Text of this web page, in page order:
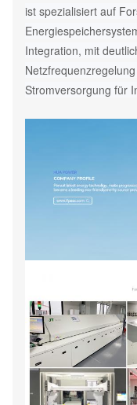
ist spezialisiert auf
Integration, mit
Stromversorgung für